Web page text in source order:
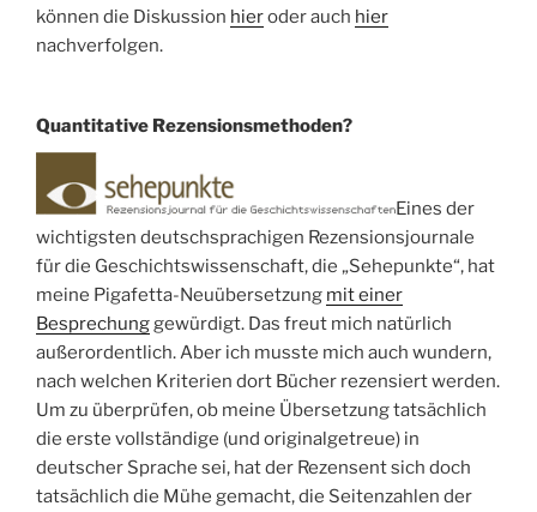
können die Diskussion hieroder auch hier
nachverfolgen.
Quantitative Rezensionsmethoden?
Eines der
wichtigsten deutschsprachigen Rezensionsjournale
für die Geschichtswissenschaft, die „Sehepunkte“, hat
meine Pigafetta-Neuübersetzung mit einer
Besprechunggewürdigt. Das freut mich natürlich
außerordentlich. Aber ich musste mich auch wundern,
nach welchen Kriterien dort Bücher rezensiert werden.
Um zu überprüfen, ob meine Übersetzung tatsächlich
die erste vollständige (und originalgetreue) in
deutscher Sprache sei, hat der Rezensent sich doch
tatsächlich die Mühe gemacht, die Seitenzahlen der